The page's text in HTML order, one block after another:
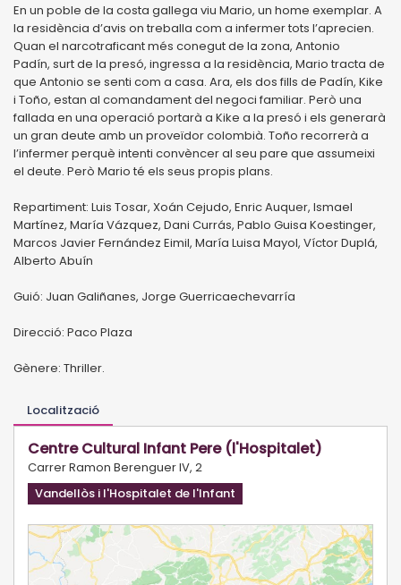
En un poble de la costa gallega viu Mario, un home exemplar. A
la residència d’avis on treballa com a infermer tots l’aprecien.
Quan el narcotraficant més conegut de la zona, Antonio
Padín, surt de la presó, ingressa a la residència, Mario tracta de
que Antonio se senti com a casa. Ara, els dos fills de Padín, Kike
i Toño, estan al comandament del negoci familiar. Però una
fallada en una operació portarà a Kike a la presó i els generarà
un gran deute amb un proveïdor colombià. Toño recorrerà a
l’infermer perquè intenti convèncer al seu pare que assumeixi
el deute. Però Mario té els seus propis plans.
Repartiment: Luis Tosar, Xoán Cejudo, Enric Auquer, Ismael
Martínez, María Vázquez, Dani Currás, Pablo Guisa Koestinger,
Marcos Javier Fernández Eimil, María Luisa Mayol, Víctor Duplá,
Alberto Abuín
Guió: Juan Galiñanes, Jorge Guerricaechevarría
Direcció: Paco Plaza
Gènere: Thriller.
Localització
Centre Cultural Infant Pere (l'Hospitalet)
Carrer Ramon Berenguer IV, 2
Vandellòs i l'Hospitalet de l'Infant